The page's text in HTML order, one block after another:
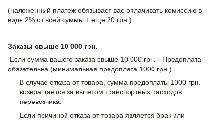
(наложенный платеж обязывает вас оплачивать комиссию в
виде 2% от всей суммы + еще 20 грн.)
Заказы свыше 10 000 грн.
Если сумма вашего заказа свыше 10 000 грн. - Предоплата
обязательна (минимальная предоплата 1000 грн.)
В случае отказа от товара, сумма предоплаты 1000 грн.
возвращается за вычетом транспортных расходов
перевозчика.
Если причиной отказа от товара является брак или